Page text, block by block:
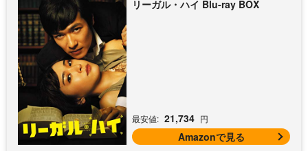
リーガル・ハイ Blu-ray BOX
最安値: 21,734 円
Amazonで見る